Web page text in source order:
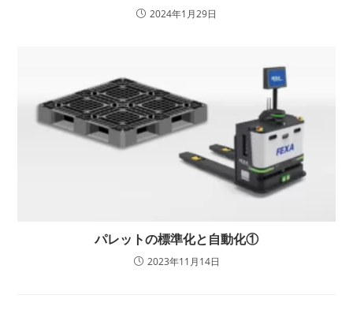
2024年1月29日
パレットの標準化と自動化①
2023年11月14日